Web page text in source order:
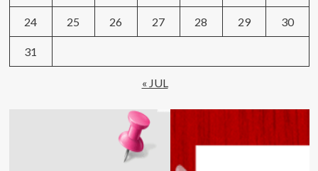
24 25 26 27 28 29 30
31
« JUL